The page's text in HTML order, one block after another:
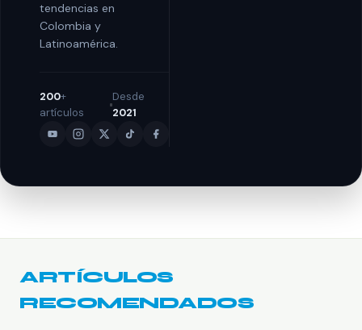
tendencias en
Colombia y
Latinoamérica.
200+
artículos
Desde
2021
ARTÍCULOS
RECOMENDADOS